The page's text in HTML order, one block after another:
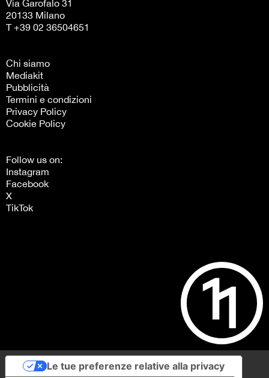
Via Garofalo 31
20133 Milano
T +39 02 36504651
Chi siamo
Mediakit
Pubblicità
Termini e condizioni
Privacy Policy
Cookie Policy
Follow us on:
Instagram
Facebook
X
TikTok
Le tue preferenze relative alla privacy